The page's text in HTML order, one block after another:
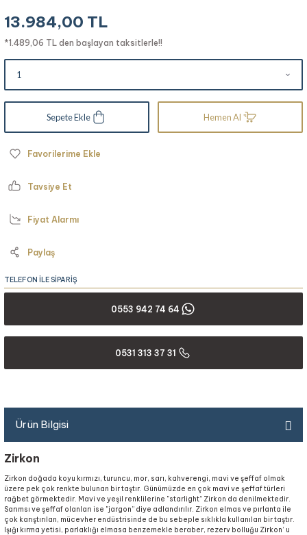
13.984,00 TL
*1.489,06 TL den başlayan taksitlerle!!
Sepete Ekle Hemen Al
Tavsiye Et
Fiyat Alarmı
Paylaş
TELEFON İLE SİPARİŞ
0553 942 74 64
0531 313 37 31
Ürün Bilgisi
Zirkon
Zirkon doğada koyu kırmızı, turuncu, mor, sarı, kahverengi, mavi ve şeffaf olmak
üzere pek çok renkte bulunan bir taştır. Günümüzde en çok mavi ve şeffaf türleri
rağbet görmektedir. Mavi ve yeşil renklilerine "starlight” Zirkon da denilmektedir.
Sarımsı ve şeffaf olanları ise "jargon” diye adlandırılır. Zirkon elmas ve pırlanta ile
çok karıştırılan, mücevher endüstrisinde de bu sebeple sıklıkla kullanılan bir taştır.
Işığı kırma yetisi, parlaklığı elmasa benzemekle beraber, rezerv bolluğu Zirkon’ u